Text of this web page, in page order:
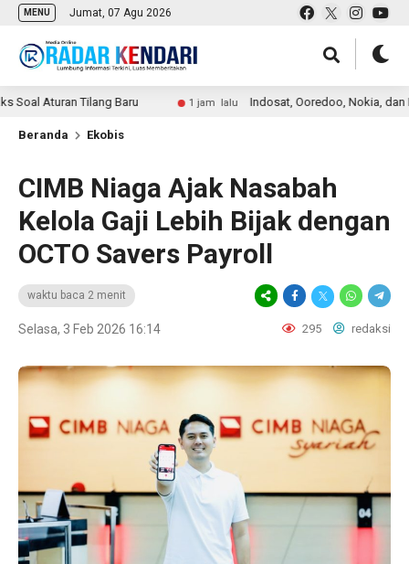
MENU Jumat, 07 Agu 2026
Tilang Baru 1 jam lalu Indosat, Ooredoo, Nokia, dan NVIDIA
Beranda Ekobis
CIMB Niaga Ajak Nasabah
Kelola Gaji Lebih Bijak dengan
OCTO Savers Payroll
waktu baca 2 menit
Selasa, 3 Feb 2026 16:14 295 redaksi